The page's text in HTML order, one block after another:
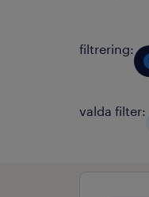
filtrering:
valda filter: